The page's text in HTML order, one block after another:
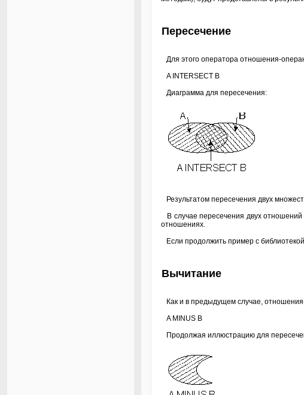
Пересечение
Для этого оператора отношения-
A INTERSECT B
Диаграмма для пересечения:
Результатом пересечения двух
В случае пересечения двух отношений
отношениях.
Если продолжить пример с
Вычитание
Как и в предыдущем случае,
A MINUS B
Продолжая иллюстрацию для